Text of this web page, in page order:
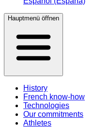
Hauptmenü öffnen
History
French know-how
Technologies
Our commitments
Athletes